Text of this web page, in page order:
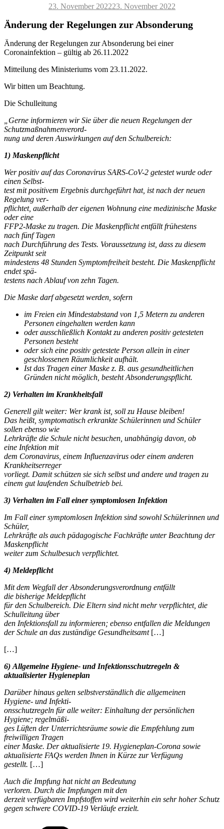
Veröffentlicht
23. November 202223. November 2022
Änderung der Regelungen zur Absonderung
Änderung der Regelungen zur Absonderung bei einer
Coronainfektion – gültig ab 26.11.2022
Mitteilung des Ministeriums vom 23.11.2022.
Wir bitten um Beachtung.
Die Schulleitung
„Gerne informieren wir Sie über die neuen Regelungen der
Schutzmaßnahmenverord-
nung und deren Auswirkungen auf den Schulbereich:
1) Maskenpflicht
Wer positiv auf das Coronavirus SARS-CoV-2 getestet wurde oder
einen Selbst-
test mit positivem Ergebnis durchgeführt hat, ist nach der neuen
Regelung ver-
pflichtet, außerhalb der eigenen Wohnung eine medizinische Maske
oder eine
FFP2-Maske zu tragen. Die Maskenpflicht entfällt frühestens
nach fünf Tagen
nach Durchführung des Tests. Voraussetzung ist, dass zu diesem
Zeitpunkt seit
mindestens 48 Stunden Symptomfreiheit besteht. Die Maskenpflicht
endet spä-
testens nach Ablauf von zehn Tagen.
Die Maske darf abgesetzt werden, sofern
im Freien ein Mindestabstand von 1,5 Metern zu anderen
Personen eingehalten werden kann
oderausschließlich Kontakt zu anderen positiv getesteten
Personen besteht
oder sich eine positiv getestete Person allein in einer
geschlossenen Räumlichkeit aufhält.
Ist das Tragen einer Maske z. B. aus gesundheitlichen
Gründen nicht möglich, besteht Absonderungspflicht.
2) Verhalten im Krankheitsfall
Generell gilt weiter: Wer krank ist, soll zu Hause bleiben!
Das heißt, symptomatisch erkrankte Schülerinnen und Schüler
sollen ebenso wie
Lehrkräfte die Schule nicht besuchen, unabhängig davon, ob
eine Infektion mit
dem Coronavirus, einem Influenzavirus oder einem anderen
Krankheitserreger
vorliegt. Damit schützen sie sich selbst und andere und tragen zu
einem gut laufenden Schulbetrieb bei.
3) Verhalten im Fall einer symptomlosen Infektion
Im Fall einer symptomlosen Infektion sind sowohl Schülerinnen und
Schüler,
Lehrkräfte als auch pädagogische Fachkräfte unter Beachtung der
Maskenpflicht
weiter zum Schulbesuch verpflichtet.
4) Meldepflicht
Mit dem Wegfall der Absonderungsverordnung entfällt
die bisherige Meldepflicht
für den Schulbereich. Die Eltern sind nicht mehr verpflichtet, die
Schulleitung über
den Infektionsfall zu informieren; ebenso entfallen die Meldungen
der Schule an das zuständige Gesundheitsamt […]
[…]
6) Allgemeine Hygiene- und Infektionsschutzregeln &
aktualisierter Hygieneplan
Darüber hinaus gelten selbstverständlich die allgemeinen
Hygiene- und Infekti-
onsschutzregeln für alle weiter: Einhaltung der persönlichen
Hygiene; regelmäßi-
ges Lüften der Unterrichtsräume sowie die Empfehlung zum
freiwilligen Tragen
einer Maske. Der aktualisierte 19. Hygieneplan-Corona sowie
aktualisierte FAQs werden Ihnen in Kürze zur Verfügung
gestellt. […]
Auch die Impfung hat nicht an Bedeutung
verloren. Durch die Impfungen mit den
derzeit verfügbaren Impfstoffen wird weiterhin ein sehr hoher Schutz
gegen schwere COVID-19 Verläufe erzielt.